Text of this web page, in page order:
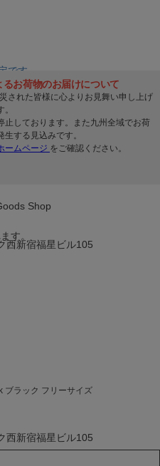
西新宿福星ビル105
西新宿福星ビル105
です。
※お取寄せ商品は対象外
す。
ブラック フリーサイズ